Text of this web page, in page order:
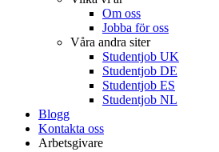
Om oss
Jobba för oss
Våra andra siter
Studentjob UK
Studentjob DE
Studentjob ES
Studentjob NL
Blogg
Kontakta oss
Arbetsgivare